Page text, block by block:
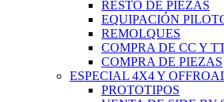
RESTO DE PIEZAS
EQUIPACIÓN
REMOLQUES
COMPRA DE CC Y
COMPRA DE PIEZAS
ESPECIAL 4X4 Y
PROTOTIPOS